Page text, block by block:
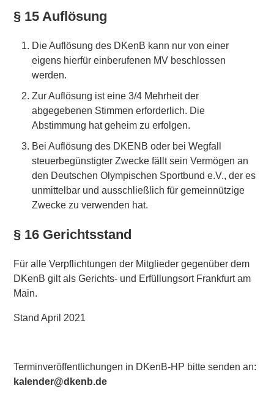
§ 15 Auflösung
Die Auflösung des DKenB kann nur von einer
eigens hierfür einberufenen MV beschlossen
werden.
Zur Auflösung ist eine 3/4 Mehrheit der
abgegebenen Stimmen erforderlich. Die
Abstimmung hat geheim zu erfolgen.
Bei Auflösung des DKENB oder bei Wegfall
steuerbegünstigter Zwecke fällt sein Vermögen an
den Deutschen Olympischen Sportbund e.V., der es
unmittelbar und ausschließlich für gemeinnützige
Zwecke zu verwenden hat.
§ 16 Gerichtsstand
Für alle Verpflichtungen der Mitglieder gegenüber dem
DKenB gilt als Gerichts- und Erfüllungsort Frankfurt am
Main.
Stand April 2021
Terminveröffentlichungen in DKenB-HP bitte senden an:
kalender@dkenb.de